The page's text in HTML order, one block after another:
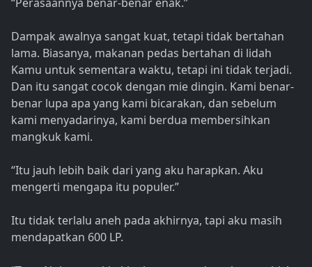
“Perasaannya benar-benar enak.”
Dampak awalnya sangat kuat, tetapi tidak bertahan
lama. Biasanya, makanan pedas bertahan di lidah
Kamu untuk sementara waktu, tetapi ini tidak terjadi.
Dan itu sangat cocok dengan mie dingin. Kami benar-
benar lupa apa yang kami bicarakan, dan sebelum
kami menyadarinya, kami berdua membersihkan
mangkuk kami.
“Itu jauh lebih baik dari yang aku harapkan. Aku
mengerti mengapa itu populer.”
Itu tidak terlalu aneh pada akhirnya, tapi aku masih
mendapatkan 600 LP.